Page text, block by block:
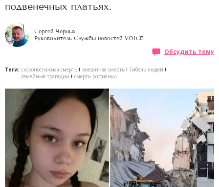
подвенечных платьях.
Сергей Черных
Руководитель Службы новостей VOICE
Обсудить тему
Теги: скоропостижная смерть внезапная смерть
Гибель людей
семейные трагедии
смерть россиянки